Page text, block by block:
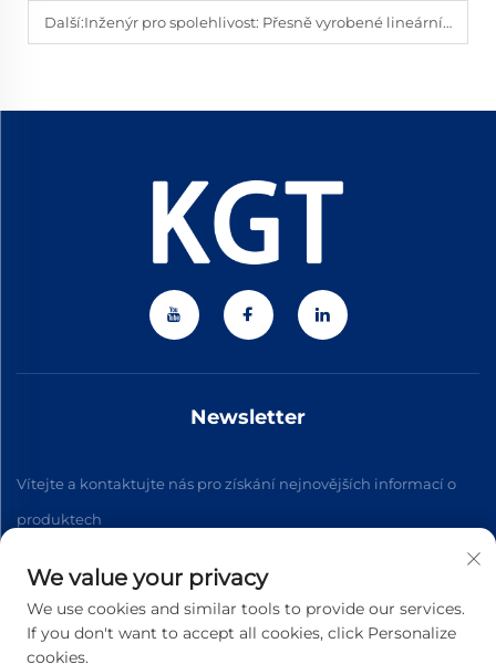
Další:Inženýr pro spolehlivost: Přesně vyrobené lineární posuvné systémy s individuálním vrtáním a kvalitním povlakem.
Newsletter
Vítejte a kontaktujte nás pro získání nejnovějších informací o
produktech
Přihlásit se k odběru
We value your privacy
We use cookies and similar tools to provide our services.
If you don't want to accept all cookies, click Personalize
cookies.